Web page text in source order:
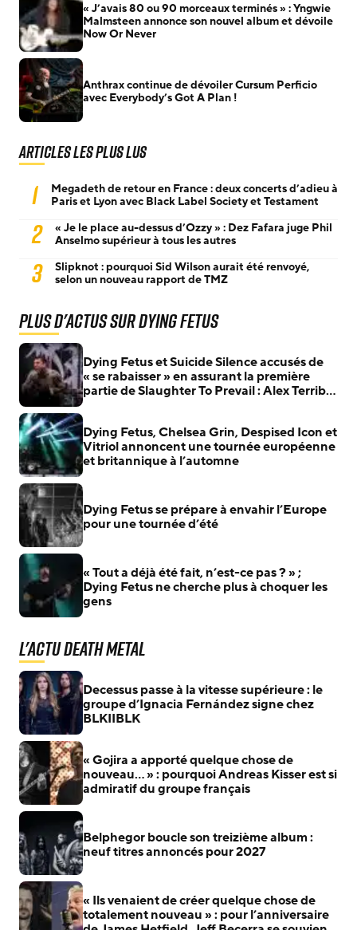
« J’avais 80 ou 90 morceaux terminés » : Yngwie
Malmsteen annonce son nouvel album et dévoile
Now Or Never
Anthrax continue de dévoiler Cursum Perficio
avec Everybody’s Got A Plan !
Articles les plus lus
1
Megadeth de retour en France : deux concerts d’adieu à
Paris et Lyon avec Black Label Society et Testament
2
« Je le place au-dessus d’Ozzy » : Dez Fafara juge Phil
Anselmo supérieur à tous les autres
3
Slipknot : pourquoi Sid Wilson aurait été renvoyé,
selon un nouveau rapport de TMZ
Plus d'actus sur Dying Fetus
Dying Fetus et Suicide Silence accusés de
« se rabaisser » en assurant la première
partie de Slaughter To Prevail : Alex Terrible
Dying Fetus, Chelsea Grin, Despised Icon et
Vitriol annoncent une tournée européenne
et britannique à l’automne
Dying Fetus se prépare à envahir l’Europe
pour une tournée d’été
« Tout a déjà été fait, n’est-ce pas ? » ;
Dying Fetus ne cherche plus à choquer les
gens
L'actu Death Metal
Decessus passe à la vitesse supérieure : le
groupe d’Ignacia Fernández signe chez
BLKIIBLK
« Gojira a apporté quelque chose de
nouveau… » : pourquoi Andreas Kisser est si
admiratif du groupe français
Belphegor boucle son treizième album :
neuf titres annoncés pour 2027
« Ils venaient de créer quelque chose de
totalement nouveau » : pour l’anniversaire